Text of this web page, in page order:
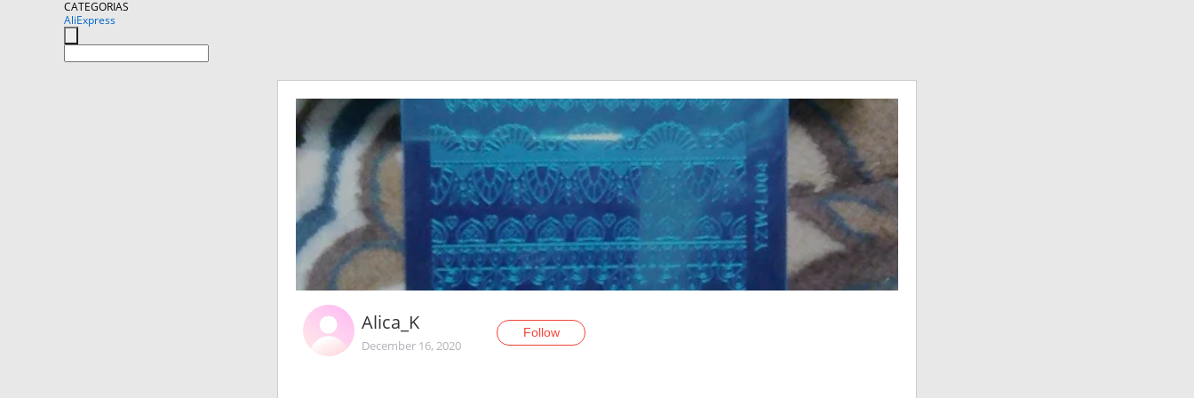
CATEGORIAS
AliExpress
Alica_K
December 16, 2020
Follow